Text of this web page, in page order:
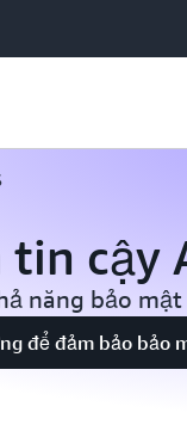
cậy
năng bảo
để đảm bảo bảo